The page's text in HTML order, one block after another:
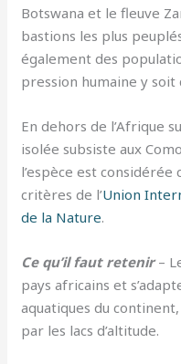
Botswana et le fleuve
bastions les plus
également des
pression humaine y soit
En dehors de l’Afrique
isolée subsiste aux
l’espèce est
critères de l’Union
de la Nature.
Ce qu’il faut retenir–
pays africains et
aquatiques du
par les lacs d’altitude.